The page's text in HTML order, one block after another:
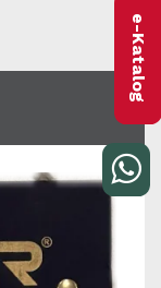
e-Katalog